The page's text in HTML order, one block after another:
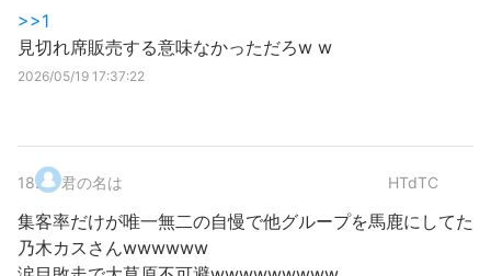
>>1
見切れ席販売する意味なかっただろw w
2026/05/19 17:37:22
18. 君の名は HTdTC
集客率だけが唯一無二の自慢で他グループを馬鹿にしてた
乃木カスさんwwwwww